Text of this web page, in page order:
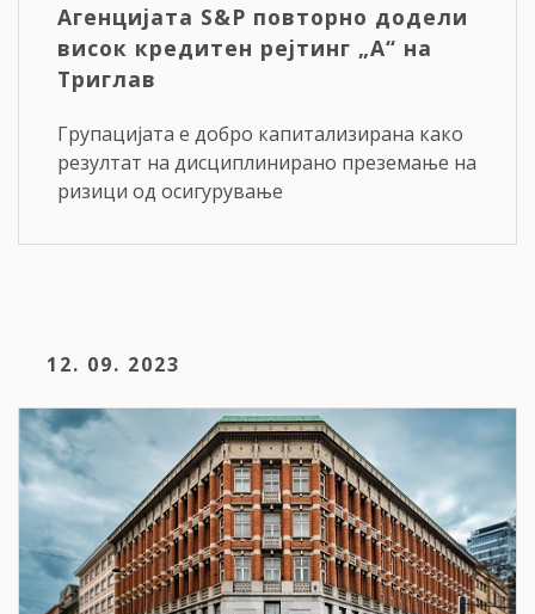
Агенцијата S&P повторно додели
висок кредитен рејтинг „A“ на
Триглав
Групацијата е добро капитализирана како
резултат на дисциплинирано преземање на
ризици од осигурување
12. 09. 2023